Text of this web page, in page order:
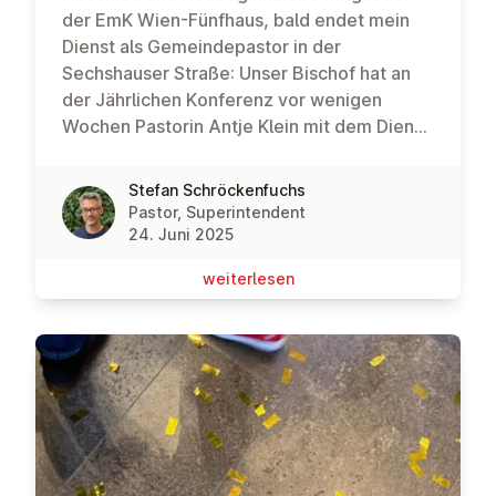
der EmK Wien-Fünfhaus, bald endet mein
Dienst als Gemeindepastor in der
Sechshauser Straße: Unser Bischof hat an
der Jährlichen Konferenz vor wenigen
Wochen Pastorin Antje Klein mit dem Dienst
Ihr habt in den vergangenen Wochen bereits
zahlreiche Gelegenheiten gehabt, sie
kennen und schätzen zu lernen; und ich
angekommen ist und herzlich aufgenommen
Dienst als Superintendent für die EmK
Österreich sowie als Gemeindepastor für
die Gemeinde Wien-Floridsdorf. Die neuen
Dienstzuweisungen treten mit 1. September
in Kraft; mein Dienst als Gemeindepastor
endet somit formal mit Ende August. Vorher
Stefan Schröckenfuchs
Pastor, Superintendent
24. Juni 2025
wei­ter­le­sen